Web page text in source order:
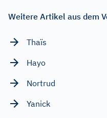
Weitere Artikel aus dem
Thaïs
Hayo
Nortrud
Yanick